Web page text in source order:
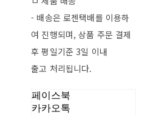
- 배송은 로젠택배를 이용하
여 진행되며, 상품 주문 결제
후 평일기준 3일 이내
출고 처리됩니다.
페이스북
카카오톡